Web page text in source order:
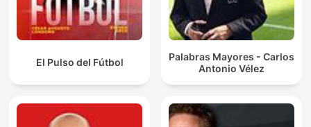
El Pulso del Fútbol
Palabras Mayores - Carlos
Antonio Vélez